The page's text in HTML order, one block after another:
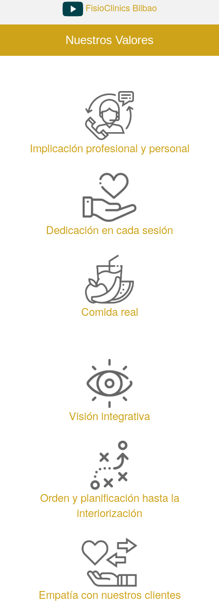
FisioClinics Bilbao
Nuestros Valores
Implicación profesional y personal
Dedicación en cada sesión
Comida real
Visión integrativa
Orden y planificación hasta la
interiorización
Empatía con nuestros clientes